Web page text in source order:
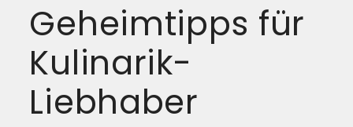
Geheimtipps für
Kulinarik-
Liebhaber